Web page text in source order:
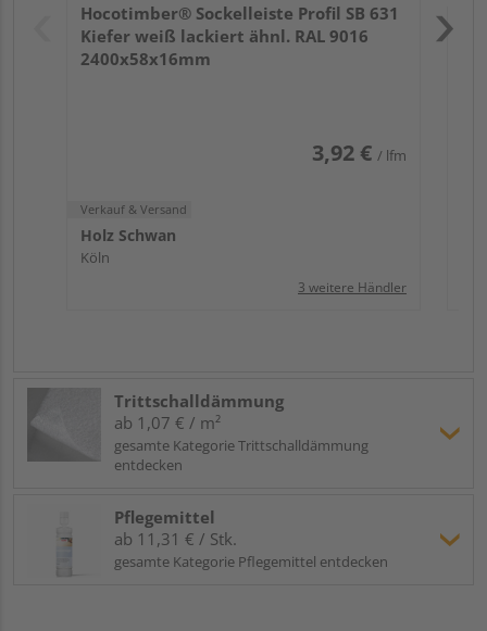
Hocotimber® Sockelleiste Profil SB 631
Kiefer weiß lackiert ähnl. RAL 9016
2400x58x16mm
3,92 € / lfm
Verkauf & Versand
Holz Schwan
Köln
3 weitere Händler
Trittschalldämmung
ab 1,07 € / m²
gesamte Kategorie Trittschalldämmung
entdecken
Pflegemittel
ab 11,31 € / Stk.
gesamte Kategorie Pflegemittel entdecken